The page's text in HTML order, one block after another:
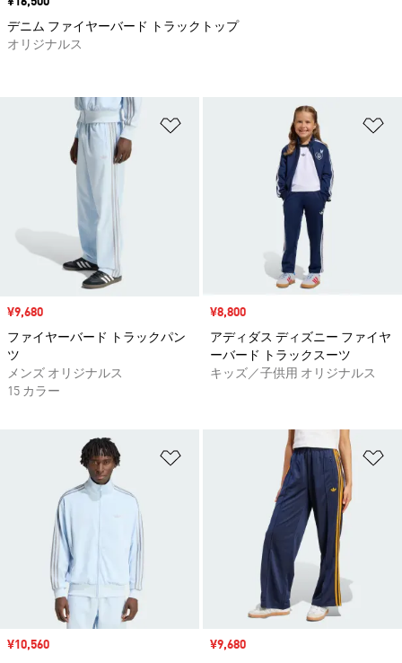
ほしいものリストに追加
セール価格
¥9,680
ファイヤーバード トラックパン
ツ
メンズ オリジナルス
15 カラー
セール価格
¥8,800
アディダス ディズニー ファイヤ
ーバード トラックスーツ
キッズ／子供用 オリジナルス
ほしいものリストに追加
セール価格
¥10,560
セール価格
¥9,680
デニム ファイヤーバード トラックトップ
オリジナルス